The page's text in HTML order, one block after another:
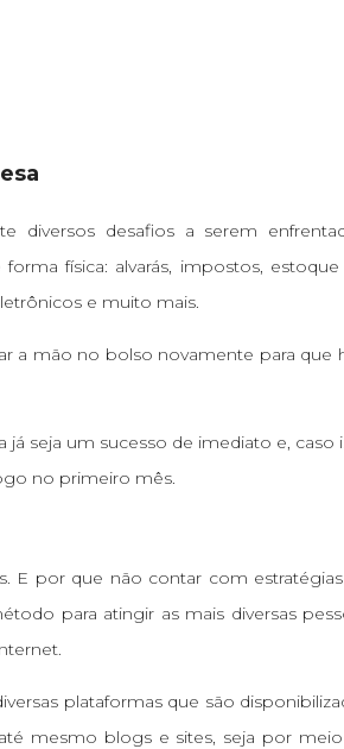
diversos desafios a serem
física: alvarás, impostos, estoque
e muito mais.
a mão no bolso novamente para que
seja um sucesso de imediato e, caso
no primeiro mês.
E por que não contar com
para atingir as mais diversas
plataformas que são
mesmo blogs e sites, seja por